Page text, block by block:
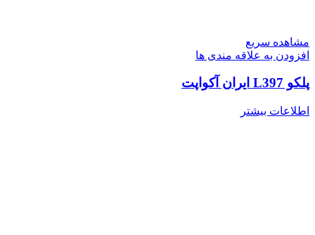
مشاهده سریع
افزودن به علاقه مندی ها
پلکو L397 ایران آکواپت
اطلاعات بیشتر